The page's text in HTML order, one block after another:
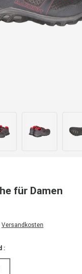
laden
für Damen
Versandkosten
: